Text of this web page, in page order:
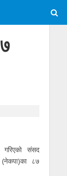
संसद
(नेकपा)का ८७